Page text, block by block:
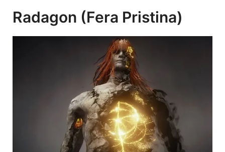
Radagon (Fera Pristina)